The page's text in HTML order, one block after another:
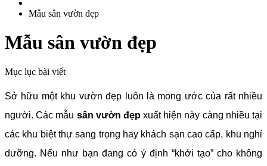
Mẫu sân vườn đẹp
Mẫu sân vườn đẹp
Mục lục bài viết
Sở hữu một khu vườn đẹp luôn là mong ước của rất nhiều
người. Các mẫu sân vườn đẹpxuất hiện này càng nhiều tại
các khu biệt thự sang trọng hay khách sạn cao cấp, khu nghỉ
dưỡng. Nếu như bạn đang có ý định “khởi tạo” cho không